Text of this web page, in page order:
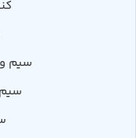
سیم و
سیم